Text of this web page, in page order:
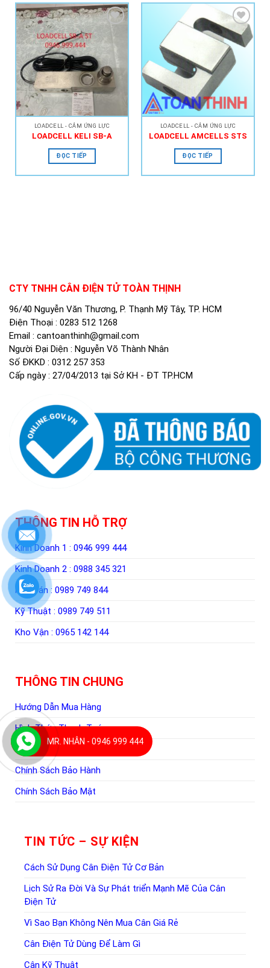
Wishlist
LOADCELL - CẢM ỨNG LỰC
LOADCELL KELI SB-A
ĐỌC TIẾP
Add to
Wishlist
LOADCELL - CẢM ỨNG LỰC
LOADCELL AMCELLS STS
ĐỌC TIẾP
CTY TNHH CÂN ĐIỆN TỬ TOÀN THỊNH
96/40 Nguyễn Văn Thương, P. Thạnh Mỹ Tây, TP. HCM
Điện Thoại : 0283 512 1268
Email : cantoanthinh@gmail.com
Người Đại Diện : Nguyễn Võ Thành Nhân
Số ĐKKD : 0312 257 353
Cấp ngày : 27/04/2013 tại Sở KH - ĐT TP.HCM
THÔNG TIN HỖ TRỢ
Kinh Doanh 1 : 0946 999 444
Kinh Doanh 2 : 0988 345 321
Kế Toán : 0989 749 844
Kỹ Thuật : 0989 749 511
Kho Vận : 0965 142 144
THÔNG TIN CHUNG
Hướng Dẫn Mua Hàng
Hình Thức Thanh Toán
Quy Định Giao Nhận Hàng
Chính Sách Bảo Hành
Chính Sách Bảo Mật
TIN TỨC – SỰ KIỆN
Cách Sử Dụng Cân Điện Tử Cơ Bản
Lịch Sử Ra Đời Và Sự Phát triển Mạnh Mẽ Của Cân
Điện Tử
Vì Sao Bạn Không Nên Mua Cân Giá Rẻ
Cân Điện Tử Dùng Để Làm Gì
Cân Kỹ Thuật
MR. NHÂN - 0946 999 444